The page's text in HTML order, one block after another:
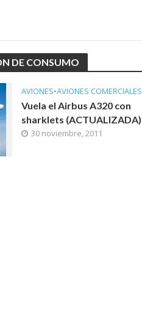
DE CONSUMO
AVIONES•AVIONES COMERCIALES
Vuela el Airbus A320 con
sharklets (ACTUALIZADA)
30 noviembre, 2011